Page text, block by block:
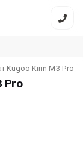
Kugoo Kirin M3 Pro
Pro